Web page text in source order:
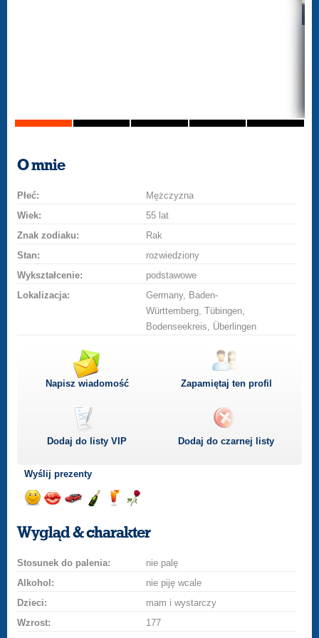
O mnie
Płeć:
Mężczyzna
Wiek:
55 lat
Znak zodiaku:
Rak
Stan:
rozwiedziony
Wykształcenie:
podstawowe
Lokalizacja:
Germany, Baden-
Württemberg, Tübingen,
Bodenseekreis, Überlingen
Napisz wiadomość Zapamiętaj ten profil
Dodaj do listyVIP Dodaj do czarnej listy
Wyślij prezenty
uśmiech
buziakasamochodem
szampana
drinka
różę
Wygląd & charakter
Stosunek do palenia:
nie palę
Alkohol:
nie piję wcale
Dzieci:
mam i wystarczy
Wzrost:
177